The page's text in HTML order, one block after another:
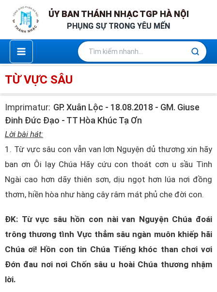
nội
dung
ỦY BAN THÁNH NHẠC TGP HÀ NỘI
PHỤNG SỰ TRONG YÊU MẾN
ỦY BAN THÁNH NHẠC TGP HÀ NỘI
PHỤNG SỰ TRONG YÊU MẾN
TỪ VỰC SÂU
Imprimatur: GP. Xuân Lộc - 18.08.2018 - GM. Giuse
Đinh Đức Đạo - TT Hòa Khúc Tạ Ơn
Lời bài hát:
1. Từ vực sâu con vẫn van lơn Nguyện dủ thương xin hãy
ban ơn Ôi lạy Chúa Hãy cứu con thoát cơn u sầu Tình
Ngài cao hơn dãy thiên sơn, dịu ngọt hơn lúa nơi đồng
thơm, hiền hòa như hàng cây râm mát phủ che đời con.
ĐK: Từ vực sâu hồn con nài van Nguyện Chúa đoái
trông thương tình Vực thẳm sâu ngàn muôn khiếp hãi
Chúa ơi! Hồn con tin Chúa Tiếng khóc than chơi vơi
Đớn đau nơi nơi Chốn sâu u hoài Chúa thương nhậm
lời.